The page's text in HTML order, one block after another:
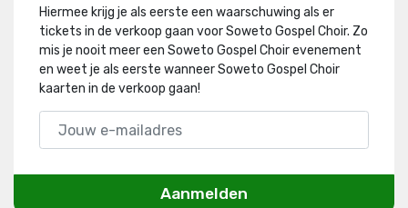
Hiermee krijg je als eerste een waarschuwing als er
tickets in de verkoop gaan voor Soweto Gospel Choir. Zo
mis je nooit meer een Soweto Gospel Choir evenement
en weet je als eerste wanneer Soweto Gospel Choir
kaarten in de verkoop gaan!
Aanmelden